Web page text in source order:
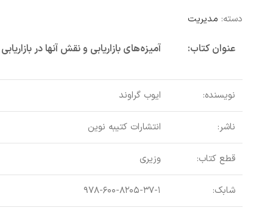
دسته: مدیریت
عنوان کتاب: آمیزه‌های بازاریابی و نقش آنها در بازاریابی
نویسنده: ایوب گراوند
ناشر: انتشارات کتیبه نوین
قطع کتاب: وزیری
شابک: ۹۷۸-۶۰۰-۸۲۰۵-۳۷-۱